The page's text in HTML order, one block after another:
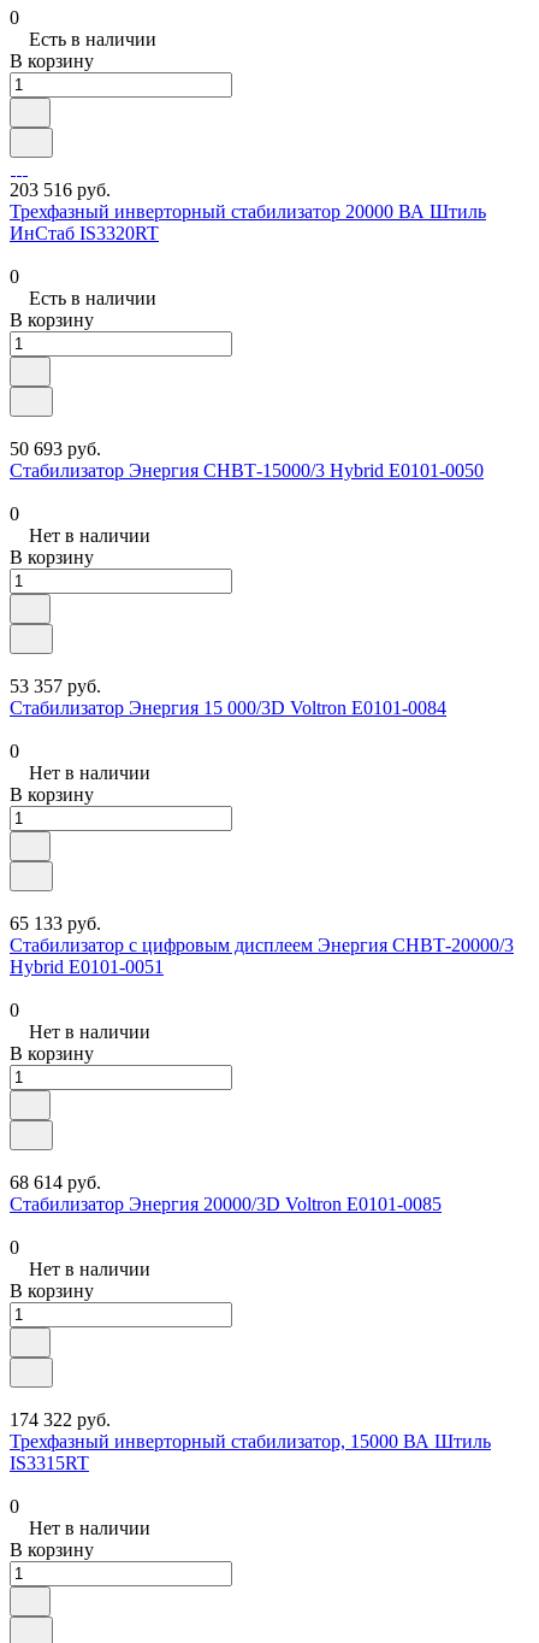
0
Есть в наличии
В корзину
203 516 руб.
Трехфазный инверторный стабилизатор 20000 ВА Штиль
ИнСтаб IS3320RT
0
Есть в наличии
В корзину
50 693 руб.
Стабилизатор Энергия СНВТ-15000/3 Hybrid Е0101-0050
0
Нет в наличии
В корзину
53 357 руб.
Стабилизатор Энергия 15 000/3D Voltron Е0101-0084
0
Нет в наличии
В корзину
65 133 руб.
Стабилизатор с цифровым дисплеем Энергия СНВТ-20000/3
Hybrid Е0101-0051
0
Нет в наличии
В корзину
68 614 руб.
Стабилизатор Энергия 20000/3D Voltron Е0101-0085
0
Нет в наличии
В корзину
174 322 руб.
Трехфазный инверторный стабилизатор, 15000 ВА Штиль
IS3315RT
0
Нет в наличии
В корзину